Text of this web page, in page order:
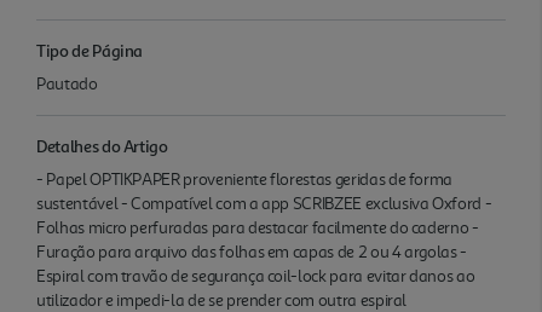
Tipo de Página
Pautado
Detalhes do Artigo
- Papel OPTIKPAPER proveniente florestas geridas de forma
sustentável - Compatível com a app SCRIBZEE exclusiva Oxford -
Folhas micro perfuradas para destacar facilmente do caderno -
Furação para arquivo das folhas em capas de 2 ou 4 argolas -
Espiral com travão de segurança coil-lock para evitar danos ao
utilizador e impedi-la de se prender com outra espiral